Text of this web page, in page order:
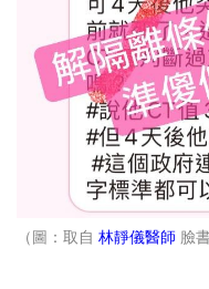
（圖：取自 林靜儀醫師 臉書